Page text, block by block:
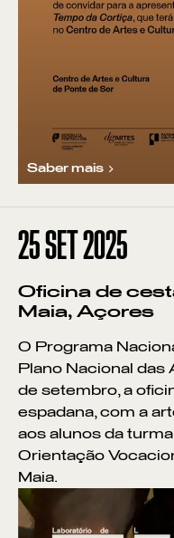
Saber mais
25SET 2025
Oficina de
Maia, Açores
O Programa
Plano Nacional das
de setembro, a
espadana, com a
aos alunos da
Orientação
Maia.